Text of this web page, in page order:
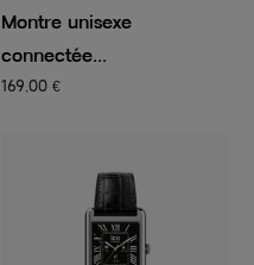
Montre unisexe
connectée...
169,00 €